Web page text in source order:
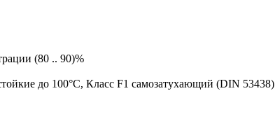
(80 .. 90)%
до 100°C, Класс F1 самозатухающий (DIN 53438)